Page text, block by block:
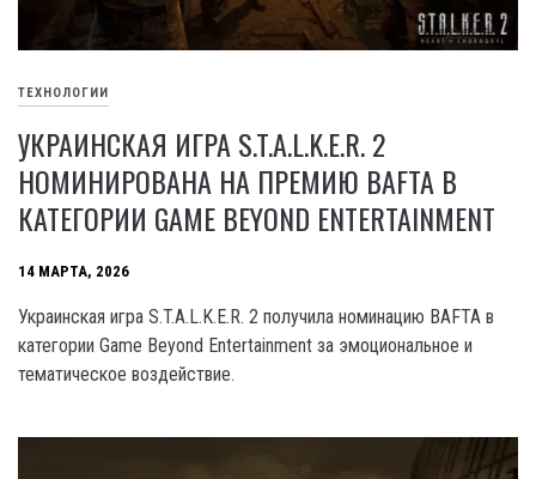
ТЕХНОЛОГИИ
УКРАИНСКАЯ ИГРА S.T.A.L.K.E.R. 2
НОМИНИРОВАНА НА ПРЕМИЮ BAFTA В
КАТЕГОРИИ GAME BEYOND ENTERTAINMENT
14 МАРТА, 2026
Украинская игра S.T.A.L.K.E.R. 2 получила номинацию BAFTA в
категории Game Beyond Entertainment за эмоциональное и
тематическое воздействие.